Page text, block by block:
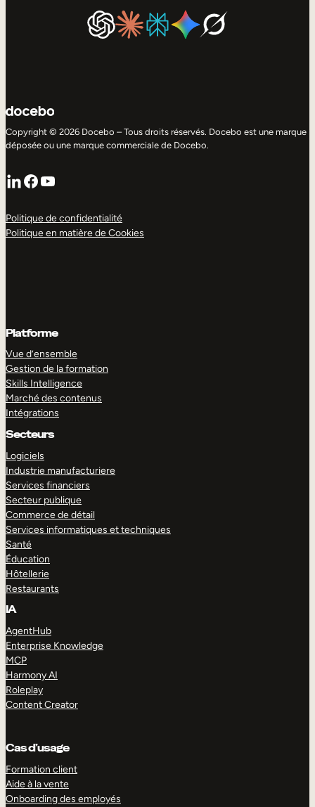
Copyright © 2026 Docebo – Tous droits réservés. Docebo est une marque
déposée ou une marque commerciale de Docebo.
LinkedIn
Facebook
YouTube
Politique de confidentialité
Politique en matière de Cookies
Platforme
Vue d’ensemble
Gestion de la formation
Skills Intelligence
Marché des contenus
Intégrations
Secteurs
Logiciels
Industrie manufacturiere
Services financiers
Secteur publique
Commerce de détail
Services informatiques et techniques
Santé
Éducation
Hôtellerie
Restaurants
IA
AgentHub
Enterprise Knowledge
MCP
Harmony AI
Roleplay
Content Creator
Cas d’usage
Formation client
Aide à la vente
Onboarding des employés